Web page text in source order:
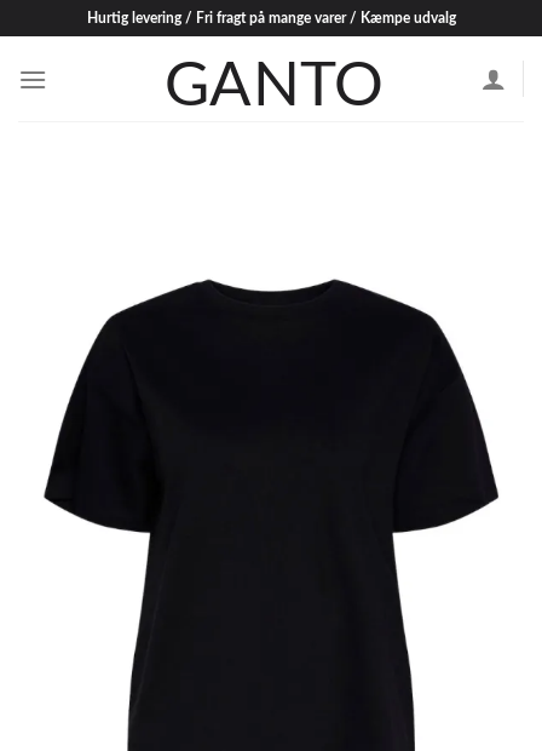
content
Hurtig levering / Fri fragt på mange varer / Kæmpe udvalg